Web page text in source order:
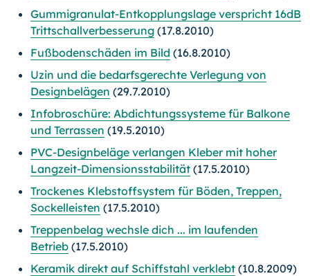
Gummigranulat-Entkopplungslage verspricht 16dB
Trittschallverbesserung (17.8.2010)
Fußbodenschäden im Bild (16.8.2010)
Uzin und die bedarfsgerechte Verlegung von
Designbelägen (29.7.2010)
Infobroschüre: Abdichtungssysteme für Balkone
und Terrassen (19.5.2010)
PVC-Designbeläge verlangen Kleber mit hoher
Langzeit-Dimensionsstabilität (17.5.2010)
Trockenes Klebstoffsystem für Böden, Treppen,
Sockelleisten (17.5.2010)
Treppenbelag wechsle dich ... im laufenden
Betrieb (17.5.2010)
Keramik direkt auf Schiffstahl verklebt (10.8.2009)